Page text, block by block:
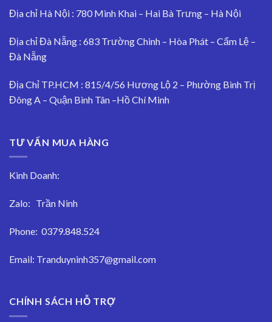
Địa chỉ Hà Nội : 780 Minh Khai – Hai Bà Trưng – Hà Nội
Địa chỉ Đà Nẵng : 683 Trường Chinh – Hòa Phát – Cẩm Lệ –
Đà Nẵng
Địa Chỉ TP.HCM : 815/4/56 Hương Lộ 2 – Phường Bình Trị
Đông A – Quận Bình Tân –Hồ Chí Minh
TƯ VẤN MUA HÀNG
Kinh Doanh:
Zalo: Trần Ninh
Phone: 0379.848.524
Email: Tranduyninh357@gmail.com
CHÍNH SÁCH HỖ TRỢ